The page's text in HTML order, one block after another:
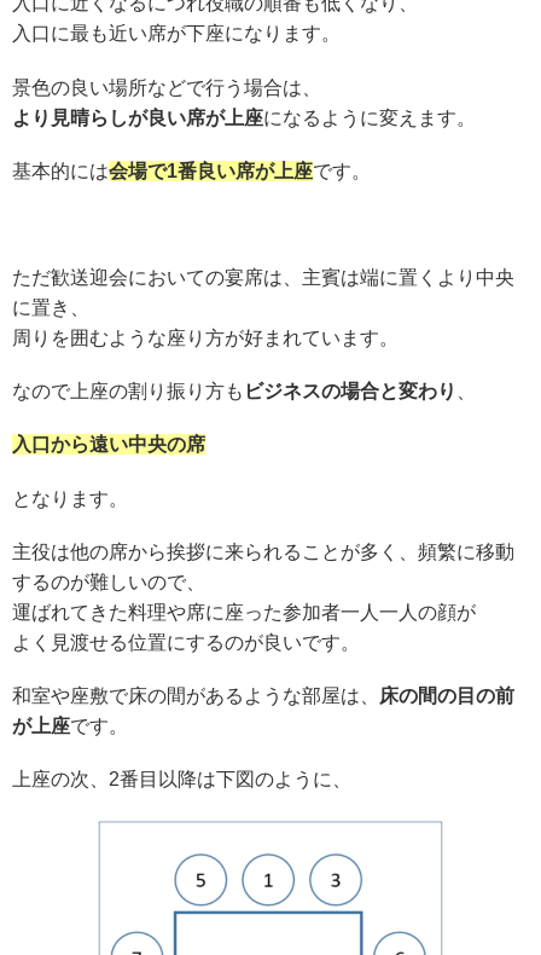
入口に最も近い席が下座になります。
景色の良い場所などで行う場合は、
より見晴らしが良い席が上座になるように変えます。
基本的には会場で1番良い席が上座です。
ただ歓送迎会においての宴席は、主賓は端に置くより中央
に置き、
周りを囲むような座り方が好まれています。
なので上座の割り振り方も ビジネスの場合と変わり
入口から遠い中央の席
となります。
主役は他の席から挨拶に来られることが多く、頻繁に移動
するのが難しいので、
運ばれてきた料理や席に座った参加者一人一人の顔が
よく見渡せる位置にするのが良いです。
和室や座敷で床の間があるような部屋は、
床の間の目の前
が上座です。
上座の次、2番目以降は下図のように、